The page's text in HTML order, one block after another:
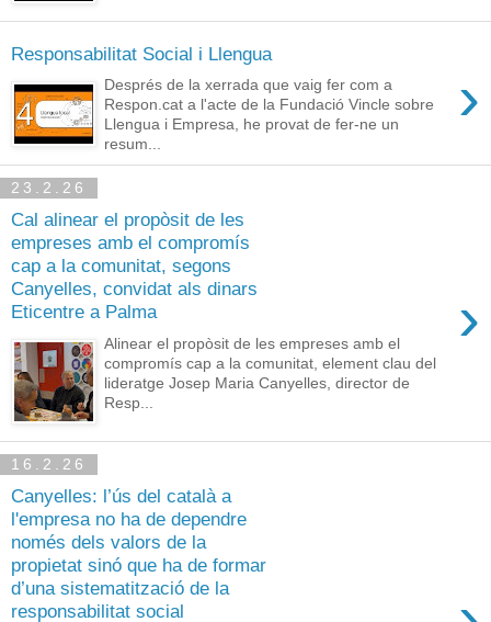
Responsabilitat Social i Llengua
›
Després de la xerrada que vaig fer com a
Respon.cat a l'acte de la Fundació Vincle sobre
Llengua i Empresa, he provat de fer-ne un
resum...
23.2.26
Cal alinear el propòsit de les
empreses amb el compromís
cap a la comunitat, segons
Canyelles, convidat als dinars
Eticentre a Palma
›
Alinear el propòsit de les empreses amb el
compromís cap a la comunitat, element clau del
lideratge Josep Maria Canyelles, director de
Resp...
16.2.26
Canyelles: l’ús del català a
l'empresa no ha de dependre
només dels valors de la
propietat sinó que ha de formar
d’una sistematització de la
responsabilitat social